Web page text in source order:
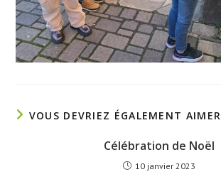
VOUS DEVRIEZ ÉGALEMENT AIMER
Célébration de Noël
10 janvier 2023